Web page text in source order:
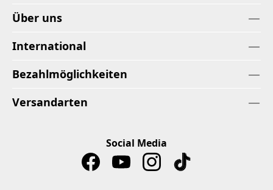
Über uns
International
Bezahlmöglichkeiten
Versandarten
Social Media